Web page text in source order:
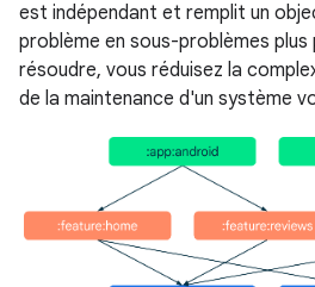
est indépendant et remplit un
problème en sous-problèmes
résoudre, vous réduisez la
de la maintenance d'un système